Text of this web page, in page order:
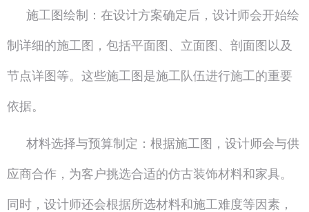
施工图绘制：在设计方案确定后，设计师会开始绘
制详细的施工图，包括平面图、立面图、剖面图以及
节点详图等。这些施工图是施工队伍进行施工的重要
依据。
材料选择与预算制定：根据施工图，设计师会与供
应商合作，为客户挑选合适的仿古装饰材料和家具。
同时，设计师还会根据所选材料和施工难度等因素，